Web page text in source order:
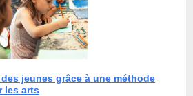
jeunes grâce à une méthode
les arts